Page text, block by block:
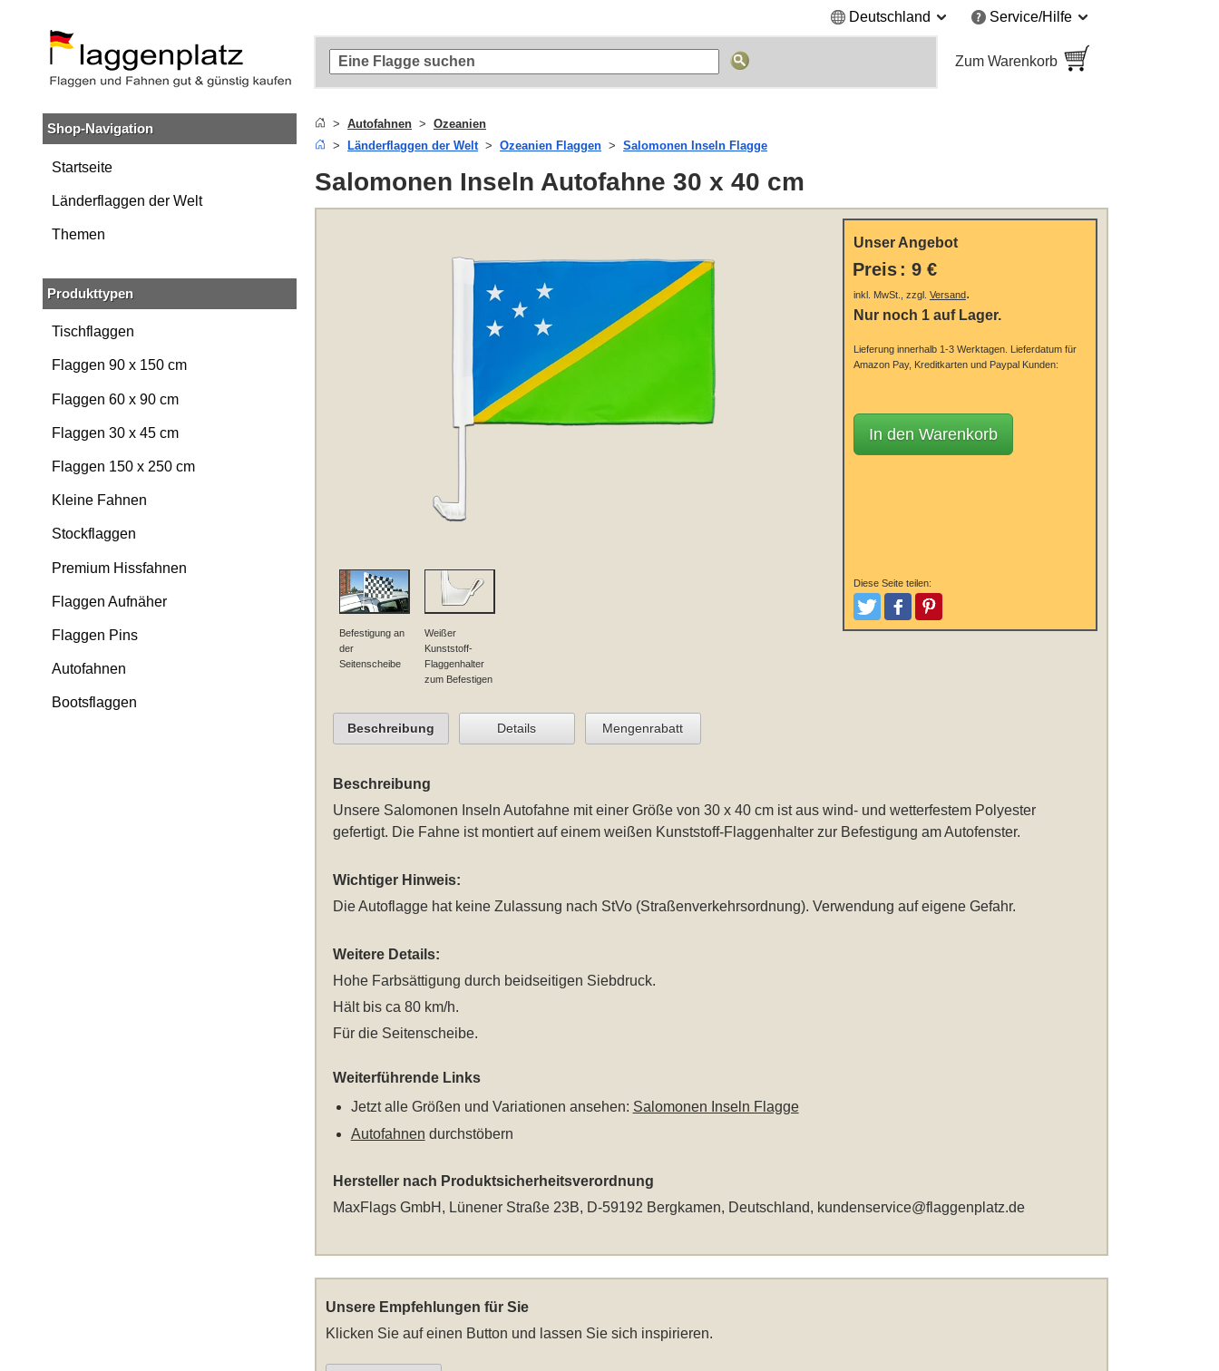
Hauptinhalt
springen
Suche
Zur
Navigation
springen
Deutschland Service/Hilfe
Zum Warenkorb
Shop-Navigation
Startseite
Länderflaggen der Welt
Themen
Produkttypen
Tischflaggen
Flaggen 90 x 150 cm
Flaggen 60 x 90 cm
Flaggen 30 x 45 cm
Flaggen 150 x 250 cm
Kleine Fahnen
Stockflaggen
Premium Hissfahnen
Flaggen Aufnäher
Flaggen Pins
Autofahnen
Bootsflaggen
Autofahnen
Ozeanien
Länderflaggen der Welt
Ozeanien Flaggen Salomonen Inseln Flagge
Salomonen Inseln Autofahne 30 x 40 cm
Befestigung an
der
Seitenscheibe
Weißer
Kunststoff-
Flaggenhalter
zum Befestigen
Unser Angebot
Preis : 9 €
inkl. MwSt., zzgl. Versand.
Nur noch 1 auf Lager.
Lieferung innerhalb 1-3 Werktagen.
Lieferdatum für
Amazon Pay, Kreditkarten und Paypal Kunden:
In den Warenkorb
Diese Seite teilen:
TweetenPostenPinterest
Beschreibung Details Mengenrabatt
Beschreibung
Unsere Salomonen Inseln Autofahne mit einer Größe von 30 x 40 cmist aus wind- und wetterfestem Polyester
gefertigt. Die Fahne ist montiert auf einem weißen Kunststoff-Flaggenhalter zur Befestigung am Autofenster.
Wichtiger Hinweis:
Die Autoflagge hat keine Zulassung nach StVo (Straßenverkehrsordnung). Verwendung auf eigene Gefahr.
Weitere Details:
Hohe Farbsättigung durch beidseitigen Siebdruck.
Hält bis ca 80 km/h.
Für die Seitenscheibe.
Weiterführende Links
Jetzt alle Größen und Variationen ansehen: Salomonen Inseln Flagge
Autofahnen durchstöbern
Hersteller nach Produktsicherheitsverordnung
MaxFlags GmbH, Lünener Straße 23B, D-59192 Bergkamen, Deutschland, kundenservice@flaggenplatz.de
Unsere Empfehlungen für Sie
Klicken Sie auf einen Button und lassen Sie sich inspirieren.